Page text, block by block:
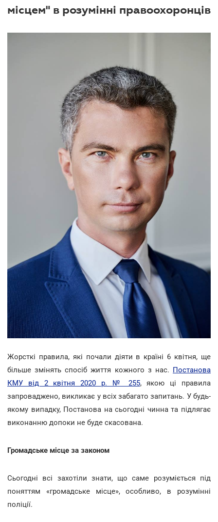
місцем" в розумінні правоохоронців
Жорсткі правила, які почали діяти в країні 6 квітня, ще
більше змінять спосіб життя кожного з нас. Постанова
КМУ від 2 квітня 2020 р. № 255, якою ці правила
запроваджено, викликає у всіх забагато запитань. У будь-
якому випадку, Постанова на сьогодні чинна та підлягає
виконанню допоки не буде скасована.
Громадське місце за законом
Сьогодні всі захотіли знати, що саме розуміється під
поняттям «громадське місце», особливо, в розумінні
поліції.